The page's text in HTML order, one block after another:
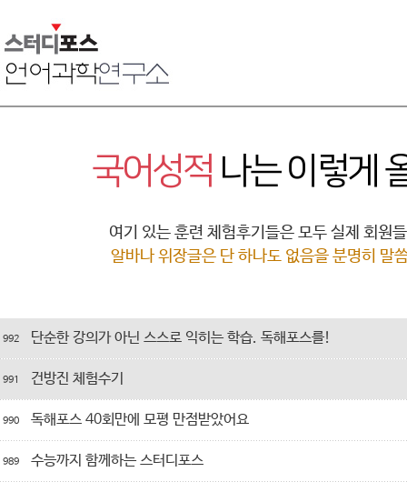
국어성적 나는 이렇게
여기 있는 훈련 체험후기들은 모두 실제 회원
알바나 위장글은 단 하나도 없음을 분명히 말
992 단순한 강의가 아닌 스스로 익히는 학습. 독해포스를!
991 건방진 체험수기
990 독해포스 40회만에 모평 만점받았어요
989 수능까지 함께하는 스터디포스